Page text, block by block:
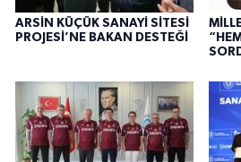
ARSİN KÜÇÜK SANAYİ SİTESİ
PROJESİ’NE BAKAN DESTEĞİ